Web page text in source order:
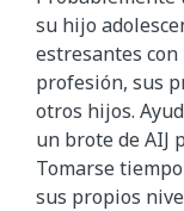
su hijo
estresantes con
profesión, sus
otros hijos.
un brote de AIJ
Tomarse
sus propios